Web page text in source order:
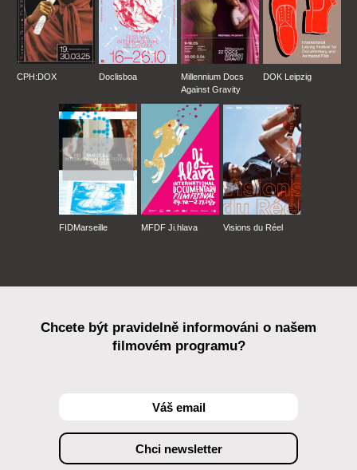
CPH:DOX Doclisboa
Millennium Docs
Against Gravity
DOK Leipzig
FIDMarseille MFDF Ji.hlava Visions du Réel
Chcete být pravidelně informováni o našem
filmovém programu?